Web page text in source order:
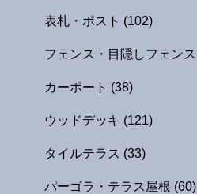
表札・ポスト (102)
フェンス・目隠しフェンス
カーポート (38)
ウッドデッキ (121)
タイルテラス (33)
パーゴラ・テラス屋根 (60)